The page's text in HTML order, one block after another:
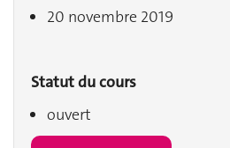
20 novembre 2019
Statut du cours
ouvert